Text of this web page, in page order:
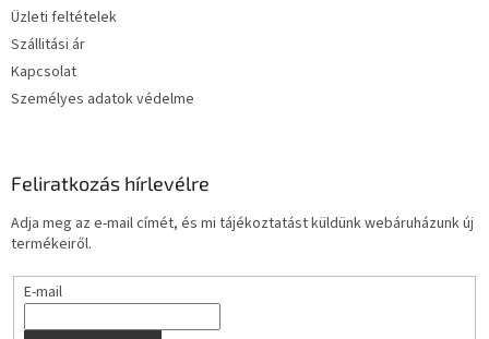
Üzleti feltételek
Szállitási ár
Kapcsolat
Személyes adatok védelme
Feliratkozás hírlevélre
Adja meg az e-mail címét, és mi tájékoztatást küldünk webáruházunk új
termékeiről.
E-mail